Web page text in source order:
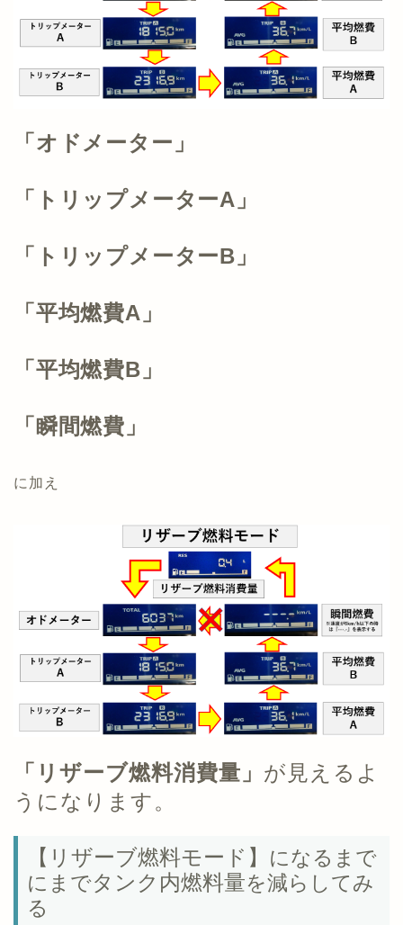
「オドメーター」
「トリップメーターA」
「トリップメーターB」
「平均燃費A」
「平均燃費B」
「瞬間燃費」
に加え
「リザーブ燃料消費量」 が見えるよ
うになります。
【リザーブ燃料モード】 になるまで
にまでタンク内燃料量を減らしてみ
る